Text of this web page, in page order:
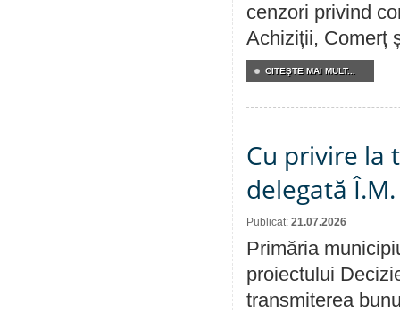
cenzori privind
Achiziții, Comerț
CITEŞTE MAI MULT...
Cu privire la
delegată
Publicat: 21.07.2026
Primăria
proiectului
transmiterea